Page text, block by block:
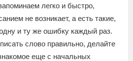
легко и быстро,
не возникает, а есть такие,
и ту же ошибку каждый раз.
слово правильно, делайте
еще с начальных